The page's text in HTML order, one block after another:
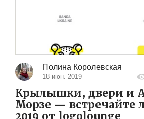
Полина Королевская
18 июн. 2019
Крылышки, двери и
Морзе — встречайте
2019 от logolounge